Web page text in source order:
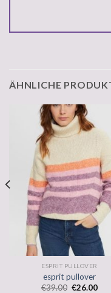
ÄHNLICHE
ESPRIT PULLOVER
esprit pullover
€39.00 €26.00